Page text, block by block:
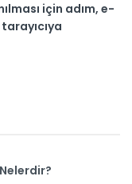
için adım, e-